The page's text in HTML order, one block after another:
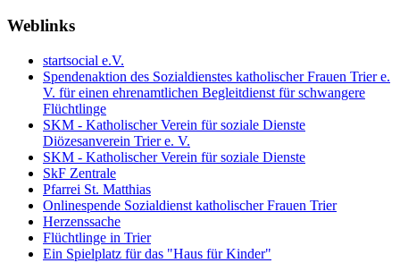
Weblinks
startsocial e.V.
Spendenaktion des Sozialdienstes katholischer Frauen Trier e.
V. für einen ehrenamtlichen Begleitdienst für schwangere
Flüchtlinge
SKM - Katholischer Verein für soziale Dienste
Diözesanverein Trier e. V.
SKM - Katholischer Verein für soziale Dienste
SkF Zentrale
Pfarrei St. Matthias
Onlinespende Sozialdienst katholischer Frauen Trier
Herzenssache
Flüchtlinge in Trier
Ein Spielplatz für das "Haus für Kinder"